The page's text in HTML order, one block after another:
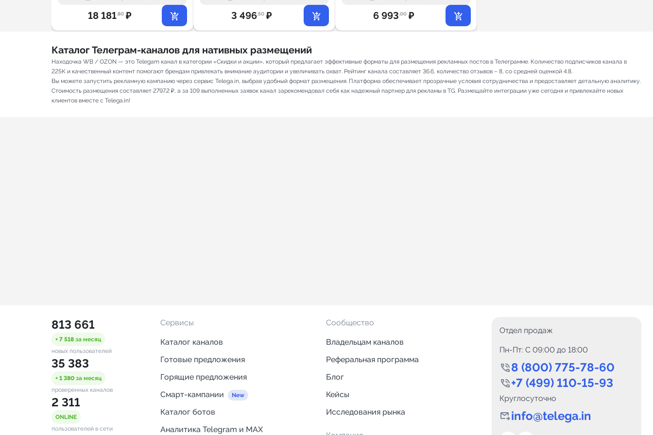
18 181.80 ₽ 3 496.50 ₽ 6 993.00 ₽
Каталог Телеграм-каналов для нативных размещений
Находочка WB / OZON — это Telegam канал в категории «Скидки и акции», который предлагает эффективные форматы для размещения рекламных постов в Телеграмме. Количество подписчиков канала в
225K и качественный контент помогают брендам привлекать внимание аудитории и увеличивать охват. Рейтинг канала составляет 36.6, количество отзывов – 8, со средней оценкой 4.8.
Вы можете запустить рекламную кампанию через сервис Telega.in, выбрав удобный формат размещения. Платформа обеспечивает прозрачные условия сотрудничества и предоставляет детальную аналитику.
Стоимость размещения составляет 2797.2 ₽, а за 109 выполненных заявок канал зарекомендовал себя как надежный партнер для рекламы в TG. Размещайте интеграции уже сегодня и привлекайте новых
клиентов вместе с Telega.in!
813 661
+ 7 518 за месяц
новых пользователей
35 383
+ 1 380 за месяц
проверенных каналов
2 311
ONLINE
пользователей в сети
Сервисы
Каталог каналов
Готовые предложения
Горящие предложения
Смарт-кампании
Каталог ботов
Аналитика Telegram и MAX
Сообщество
Владельцам каналов
Реферальная программа
Блог
Кейсы
Исследования рынка
Отдел продаж
Пн-Пт: C 09:00 до 18:00
8 (800) 775-78-60
+7 (499) 110-15-93
Круглосуточно
info@telega.in